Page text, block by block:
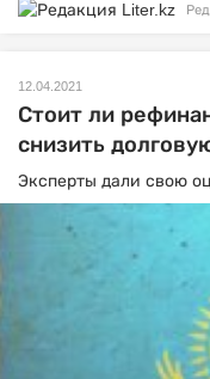
12.04.2021
Стоит ли
снизить
Эксперты дали свою